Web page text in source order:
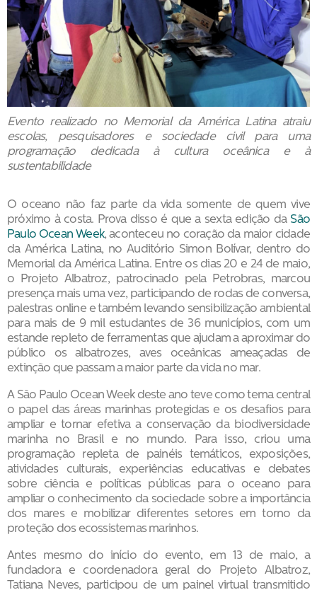
Evento realizado no Memorial da América Latina atraiu
escolas, pesquisadores e sociedade civil para uma
programação dedicada à cultura oceânica e à
sustentabilidade
O oceano não faz parte da vida somente de quem vive
próximo à costa. Prova disso é que a sexta edição da São
Paulo Ocean Week, aconteceu no coração da maior cidade
da América Latina, no Auditório Simon Bolívar, dentro do
Memorial da América Latina. Entre os dias 20 e 24 de maio,
o Projeto Albatroz, patrocinado pela Petrobras, marcou
presença mais uma vez, participando de rodas de conversa,
palestras online e também levando sensibilização ambiental
para mais de 9 mil estudantes de 36 municípios, com um
estande repleto de ferramentas que ajudam a aproximar do
público os albatrozes, aves oceânicas ameaçadas de
extinção que passam a maior parte da vida no mar.
A São Paulo Ocean Week deste ano teve como tema central
o papel das áreas marinhas protegidas e os desafios para
ampliar e tornar efetiva a conservação da biodiversidade
marinha no Brasil e no mundo. Para isso, criou uma
programação repleta de painéis temáticos, exposições,
atividades culturais, experiências educativas e debates
sobre ciência e políticas públicas para o oceano para
ampliar o conhecimento da sociedade sobre a importância
dos mares e mobilizar diferentes setores em torno da
proteção dos ecossistemas marinhos.
Antes mesmo do início do evento, em 13 de maio, a
fundadora e coordenadora geral do Projeto Albatroz,
Tatiana Neves, participou de um painel virtual transmitido